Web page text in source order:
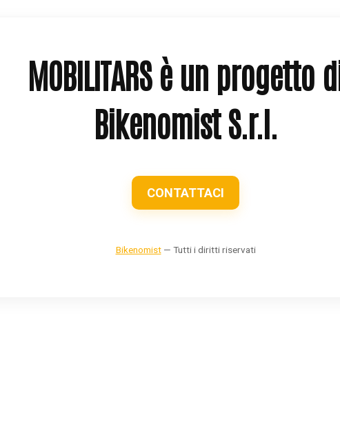
MOBILITARS è un progetto
Bikenomist S.r.l.
CONTATTACI
Bikenomist— Tutti i diritti riservati